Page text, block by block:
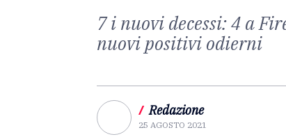
7 i nuovi decessi: 4 a
nuovi positivi odierni
/ Redazione
25 AGOSTO 2021